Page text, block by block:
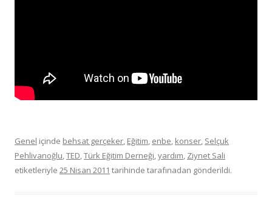
Genel içinde behsat gerçeker, Eğitim, enbe, konser, Selçuk
Pehlivanoğlu,TED,Türk Eğitim Derneği,yardım, Ziynet Sali
etiketleriyle 25 Nisan 2011 tarihinde tarafınadan gönderildi.